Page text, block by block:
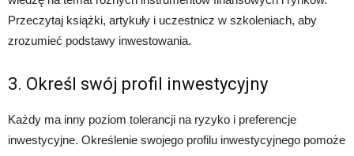
Przeczytaj książki, artykuły i uczestnicz w szkoleniach, aby
zrozumieć podstawy inwestowania.
3. Określ swój profil inwestycyjny
Każdy ma inny poziom tolerancji na ryzyko i preferencje
inwestycyjne. Określenie swojego profilu inwestycyjnego pomoże